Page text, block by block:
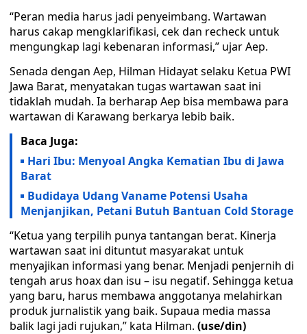
“Peran media harus jadi penyeimbang. Wartawan
harus cakap mengklarifikasi, cek dan recheck untuk
mengungkap lagi kebenaran informasi,” ujar Aep.
Senada dengan Aep, Hilman Hidayat selaku Ketua PWI
Jawa Barat, menyatakan tugas wartawan saat ini
tidaklah mudah. Ia berharap Aep bisa membawa para
wartawan di Karawang berkarya lebib baik.
Baca Juga:
Hari Ibu: Menyoal Angka Kematian Ibu di Jawa
Barat
Budidaya Udang Vaname Potensi Usaha
Menjanjikan, Petani Butuh Bantuan Cold Storage
“Ketua yang terpilih punya tantangan berat. Kinerja
wartawan saat ini dituntut masyarakat untuk
menyajikan informasi yang benar. Menjadi penjernih di
tengah arus hoax dan isu – isu negatif. Sehingga ketua
yang baru, harus membawa anggotanya melahirkan
produk jurnalistik yang baik. Supaua media massa
balik lagi jadi rujukan,” kata Hilman. (use/din)